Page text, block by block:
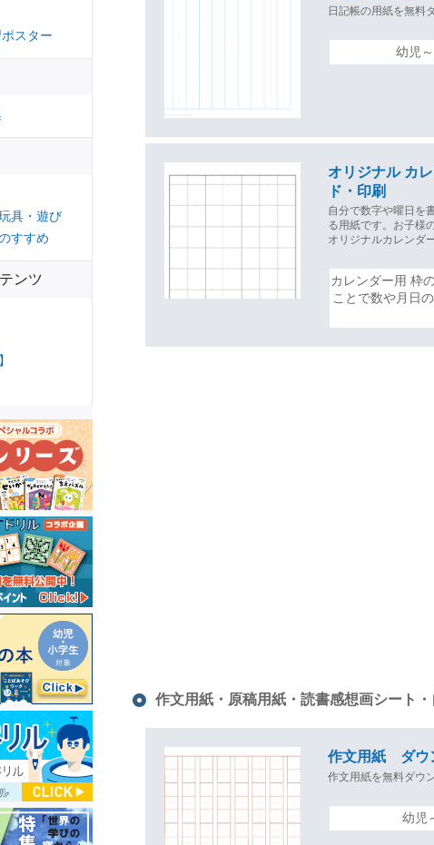
日記帳の用紙を無料
幼児
オリジナル カ
ド・印刷
自分で数字や曜日を
る用紙です。お子様
オリジナルカレンダ
カレンダー用 枠
ことで数や月日
作文用紙・原稿用紙・読書感想画シート・
作文用紙 ダウ
作文用紙を無料ダウ
幼児
スター
具・遊び
すすめ
ンツ